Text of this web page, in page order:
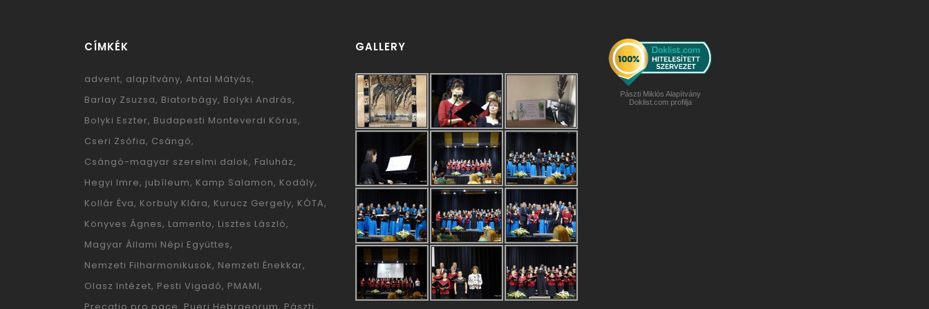
CÍMKÉK
advent alapítvány Antal Mátyás
Barlay Zsuzsa Biatorbágy Bolyki András
Bolyki Eszter Budapesti Monteverdi Kórus
Cseri Zsófia Csángó
Csángó-magyar szerelmi dalok Faluház
Hegyi Imre jubíleum Kamp Salamon Kodály
Kollár Éva Korbuly Klára Kurucz Gergely KÓTA
Könyves Ágnes Lamento Lisztes László
Magyar Állami Népi Együttes
Nemzeti Filharmonikusok Nemzeti Énekkar
Olasz Intézet Pesti Vigadó PMAMI
GALLERY
Pászti Miklós Alapítvány
Doklist.com profilja